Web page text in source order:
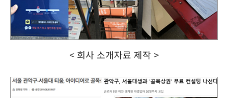
< 회사 소개자료 제작 >